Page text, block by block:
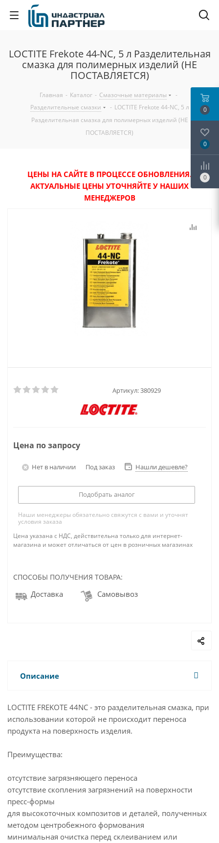
LOCTITE Frekote 44-NC, 5 л Разделительная
смазка для полимерных изделий (НЕ
ПОСТАВЛЯЕТСЯ)
Главная - Каталог - Смазочные материалы
-
Разделительные смазки
- LOCTITE Frekote 44-NC, 5 л
Разделительная смазка для полимерных изделий (НЕ
ПОСТАВЛЯЕТСЯ)
ЦЕНЫ НА САЙТЕ В ПРОЦЕССЕ ОБНОВЛЕНИЯ.
АКТУАЛЬНЫЕ ЦЕНЫ УТОЧНЯЙТЕ У НАШИХ
МЕНЕДЖЕРОВ
Артикул:380929
Цена по запросу
Нет в наличии Под заказ Нашли дешевле?
Подобрать аналог
Наши менеджеры обязательно свяжутся с вами и уточнят
условия заказа
Цена указана с НДС, действительна только для интернет-
магазина и может отличаться от цен в розничных магазинах
СПОСОБЫ ПОЛУЧЕНИЯ ТОВАРА:
Доставка Самовывоз
Описание
LOCTITE FREKOTE 44NC - это разделительная смазка, при
использовании которой не происходит переноса
продукта на поверхность изделия.
Преимущества:
отсутствие загрязняющего переноса
отсутствие скопления загрязнений на поверхности
пресс-формы
для высокоточных композитов и деталей, полученных
методом центробежного формования
минимальная очистка перед склеиванием или
0
0
0